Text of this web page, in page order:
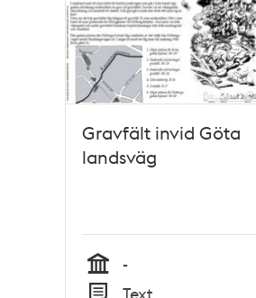
teman
Gravfält invid Göta
landsväg
Tid
-
Text